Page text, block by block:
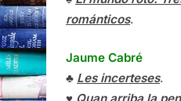
románticos.
Jaume Cabré
♣ Les incerteses.
♥ Quan arriba la